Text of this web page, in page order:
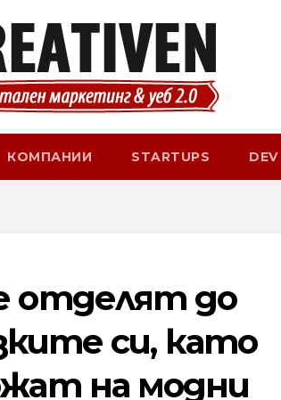
КОМПАНИИ STARTUPS DEV
отделят до
си, като
на модни